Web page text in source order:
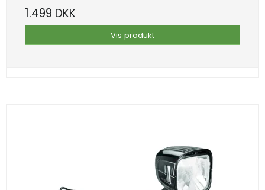
1.499 DKK
Vis produkt